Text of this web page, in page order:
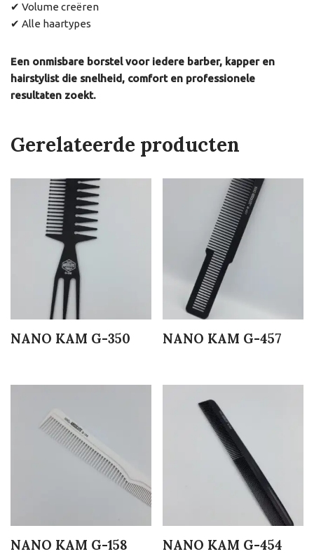
✔ Volume creëren
✔ Alle haartypes
Een onmisbare borstel voor iedere barber, kapper en
hairstylist die snelheid, comfort en professionele
resultaten zoekt.
Gerelateerde producten
NANO KAM G-350 NANO KAM G-457
NANO KAM G-158 NANO KAM G-454